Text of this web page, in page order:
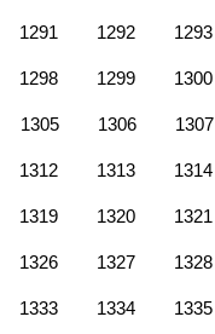
1291 1292 1293
1298 1299 1300
1305 1306 1307
1312 1313 1314
1319 1320 1321
1326 1327 1328
1333 1334 1335